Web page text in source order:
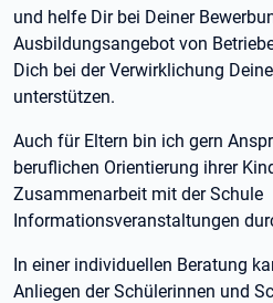
und helfe Dir bei Deiner
Ausbildungsangebot von
Dich bei der Verwirklichung
unterstützen.
Auch für Eltern bin ich gern
beruflichen Orientierung ihrer
Zusammenarbeit mit der Schule
Informationsveranstaltungen
In einer individuellen Beratung
Anliegen der Schülerinnen und